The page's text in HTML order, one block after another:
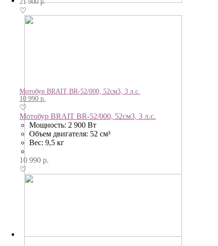
21 900р.
♡
Мотобур BRAIT BR-52/000, 52см3, 3 л.с.
10 990 р.
♡
Мотобур BRAIT BR-52/000, 52см3, 3 л.с.
Мощность: 2 900 Вт
Объем двигателя: 52 см³
Вес: 9,5 кг
10 990 р.
♡